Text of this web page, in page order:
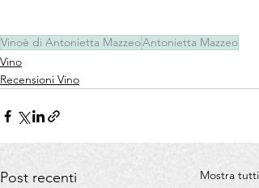
Vinoè di Antonietta MazzeoAntonietta Mazzeo
Vino
Recensioni Vino
Post recenti Mostra tutti